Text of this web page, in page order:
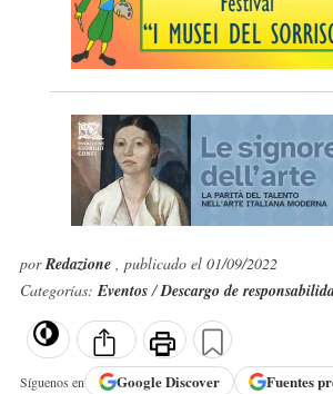
porRedazione , publicado el 01/09/2022
Categorías:Eventos/Descargo de
Síguenos en GoogleDiscover Fuentes